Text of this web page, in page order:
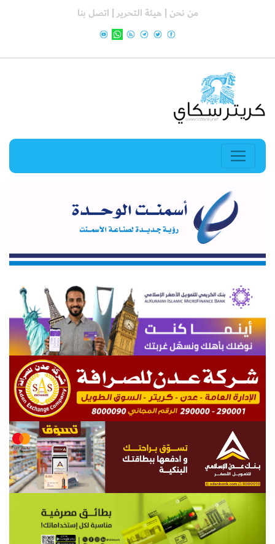
من نحن | هيئة التحرير | اتصل بنا